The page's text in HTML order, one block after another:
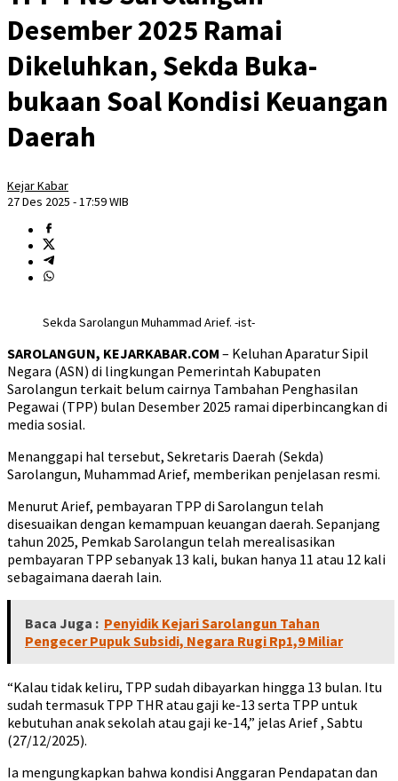
Desember 2025 Ramai
Dikeluhkan, Sekda Buka-
bukaan Soal Kondisi Keuangan
Daerah
Kejar Kabar
27 Des 2025 - 17:59 WIB
Sekda Sarolangun Muhammad Arief. -ist-
SAROLANGUN, KEJARKABAR.COM – Keluhan Aparatur Sipil
Negara (ASN) di lingkungan Pemerintah Kabupaten
Sarolangun terkait belum cairnya Tambahan Penghasilan
Pegawai (TPP) bulan Desember 2025 ramai diperbincangkan di
media sosial.
Menanggapi hal tersebut, Sekretaris Daerah (Sekda)
Sarolangun, Muhammad Arief, memberikan penjelasan resmi.
Menurut Arief, pembayaran TPP di Sarolangun telah
disesuaikan dengan kemampuan keuangan daerah. Sepanjang
tahun 2025, Pemkab Sarolangun telah merealisasikan
pembayaran TPP sebanyak 13 kali, bukan hanya 11 atau 12 kali
sebagaimana daerah lain.
Baca Juga : Penyidik Kejari Sarolangun Tahan
Pengecer Pupuk Subsidi, Negara Rugi Rp1,9 Miliar
“Kalau tidak keliru, TPP sudah dibayarkan hingga 13 bulan. Itu
sudah termasuk TPP THR atau gaji ke-13 serta TPP untuk
kebutuhan anak sekolah atau gaji ke-14,” jelas Arief , Sabtu
(27/12/2025).
Ia mengungkapkan bahwa kondisi Anggaran Pendapatan dan